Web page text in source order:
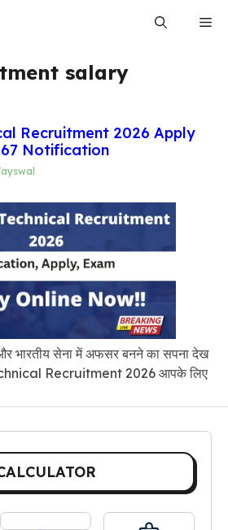
salary
Recruitment 2026 Apply
67 Notification
भारतीय सेना में अफसर बनने का सपना देख
Recruitment 2026 आपके लिए